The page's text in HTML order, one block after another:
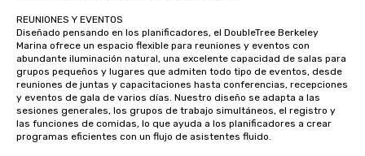
REUNIONES Y EVENTOS
Diseñado pensando en los planificadores, el DoubleTree Berkeley
Marina ofrece un espacio flexible para reuniones y eventos con
abundante iluminación natural, una excelente capacidad de salas para
grupos pequeños y lugares que admiten todo tipo de eventos, desde
reuniones de juntas y capacitaciones hasta conferencias, recepciones
y eventos de gala de varios días. Nuestro diseño se adapta a las
sesiones generales, los grupos de trabajo simultáneos, el registro y
las funciones de comidas, lo que ayuda a los planificadores a crear
programas eficientes con un flujo de asistentes fluido.